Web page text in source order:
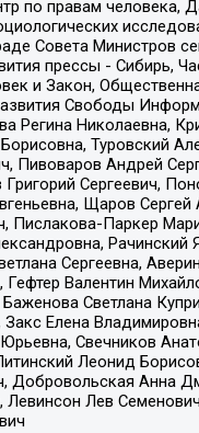
по правам человека,
Совета Министров
прессы - Сибирь,
и Закон,
Свободы
Регина Николаевна,
Туровский
Пивоваров Андрей
Сергеевич,
Щаров
Пислакова-Паркер
Сергеевна,
Валентин
Светлана
Елена
Свечников
Леонид
Добровольская Анна
Левинсон Лев